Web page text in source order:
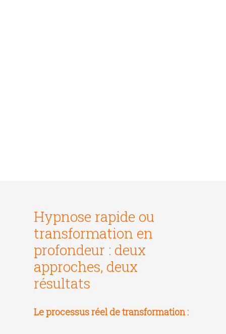
Hypnose rapide ou
transformation en
profondeur : deux
approches, deux
résultats
Le processus réel de transformation :